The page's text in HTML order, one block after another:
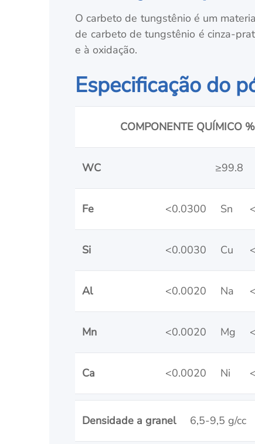
O carbeto de tungstênio é um
de carbeto de tungstênio é cinza-
e à oxidação.
Especificação do
COMPONENTE QUÍMICO %
WC ≥99.8
Fe <0.0300 Sn
Si <0.0030 Cu
Al <0.0020 Na
Mn <0.0020 Mg
Ca <0.0020 Ni
Densidade a granel 6,5-9,5 g/cc